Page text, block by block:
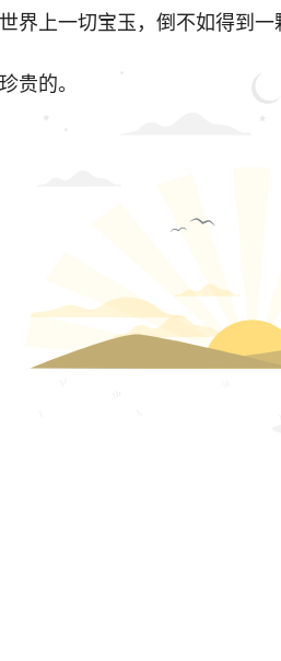
界上一切宝玉，倒不如得到一
的。